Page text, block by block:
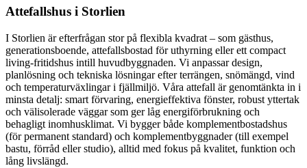
Attefallshus i Storlien
I Storlien är efterfrågan stor på flexibla kvadrat – som gästhus,
generationsboende, attefallsbostad för uthyrning eller ett compact
living-fritidshus intill huvudbyggnaden. Vi anpassar design,
planlösning och tekniska lösningar efter terrängen, snömängd, vind
och temperaturväxlingar i fjällmiljö. Våra attefall är genomtänkta in i
minsta detalj: smart förvaring, energieffektiva fönster, robust yttertak
och välisolerade väggar som ger låg energiförbrukning och
behagligt inomhusklimat. Vi bygger både komplementbostadshus
(för permanent standard) och komplementbyggnader (till exempel
bastu, förråd eller studio), alltid med fokus på kvalitet, funktion och
lång livslängd.